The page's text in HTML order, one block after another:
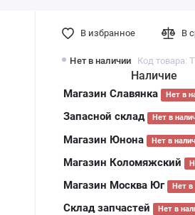
Нет в наличии Код товара:
Наличие
Магазин Славянка Нет в
Запасной склад Нет в
Магазин Юнона Нет в
Магазин Коломяжский
Магазин Москва Юг Нет в
Склад запчастей Нет в
В избранное В